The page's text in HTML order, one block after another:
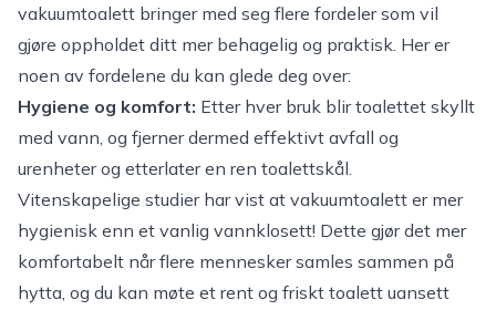
vakuumtoalett bringer med seg flere fordeler som vil
gjøre oppholdet ditt mer behagelig og praktisk. Her er
noen av fordelene du kan glede deg over:
Hygiene og komfort: Etter hver bruk blir toalettet skyllt
med vann, og fjerner dermed effektivt avfall og
urenheter og etterlater en ren toalettskål.
Vitenskapelige studier har vist at vakuumtoalett er mer
hygienisk enn et vanlig vannklosett! Dette gjør det mer
komfortabelt når flere mennesker samles sammen på
hytta, og du kan møte et rent og friskt toalett uansett